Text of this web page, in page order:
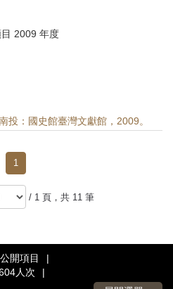
2009 年度
投：國史館臺灣文獻館，2009。
1
/ 1 頁，共 11 筆
開項目
|
人次
|